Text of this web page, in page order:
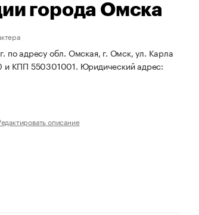
города Омска
по адресу обл. Омская, г. Омск, ул. Карла
и КПП 550301001. Юридический адрес:
описание